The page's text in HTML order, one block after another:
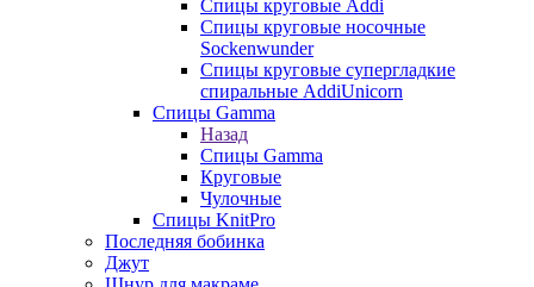
Спицы круговые Addi
Спицы круговые носочные
Sockenwunder
Спицы круговые супергладкие
спиральные AddiUnicorn
Спицы Gamma
Назад
Спицы Gamma
Круговые
Чулочные
Спицы KnitPro
Последняя бобинка
Джут